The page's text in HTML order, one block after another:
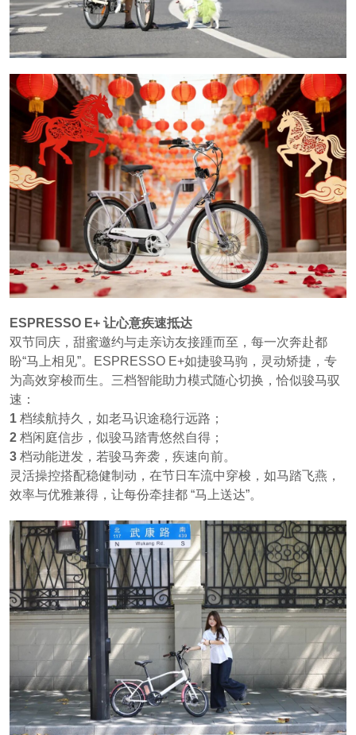
ESPRESSO E+ 让心意疾速抵达
双节同庆，甜蜜邀约与走亲访友接踵而至，每一次奔赴都
盼“马上相见”。ESPRESSO E+如捷骏马驹，灵动矫捷，专
为高效穿梭而生。三档智能助力模式随心切换，恰似骏马驭
速：
1 档续航持久，如老马识途稳行远路；
2 档闲庭信步，似骏马踏青悠然自得；
3 档动能迸发，若骏马奔袭，疾速向前。
灵活操控搭配稳健制动，在节日车流中穿梭，如马踏飞燕，
效率与优雅兼得，让每份牵挂都 “马上送达”。